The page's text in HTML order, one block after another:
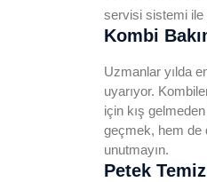
servisi sistemi ile
Kombi
Uzmanlar yılda
uyarıyor.
için kış
geçmek, hem de
unutmayın.
Petek